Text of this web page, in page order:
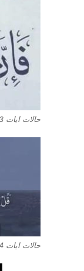
حالات ايات 13
حالات ايات 14